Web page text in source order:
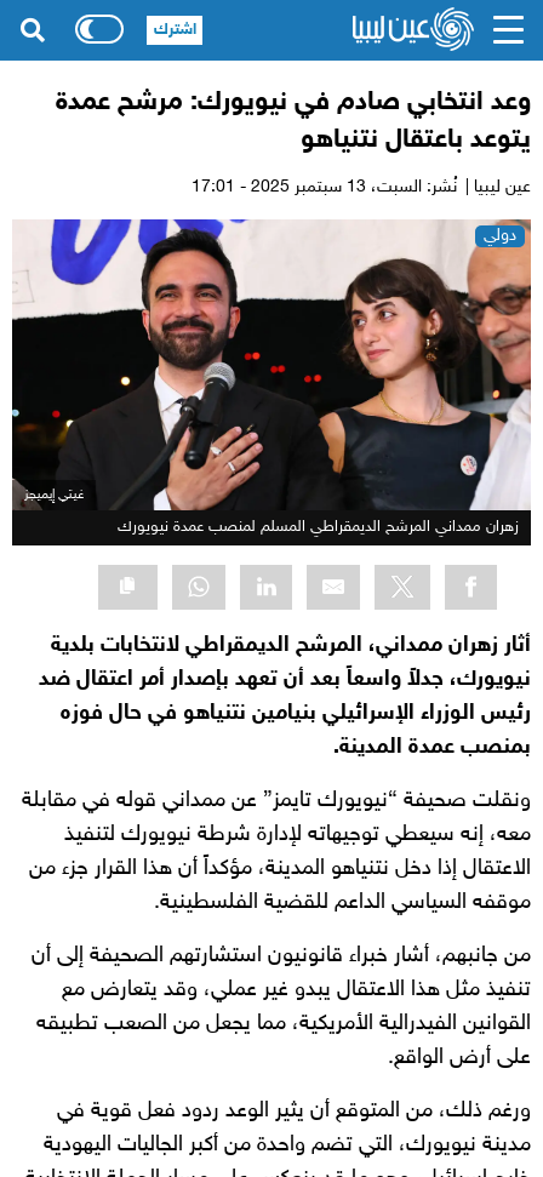
وعد انتخابي صادم في نيويورك: مرشح عمدة
يتوعد باعتقال نتنياهو
عين ليبيا | نُشر: السبت،
دولي
غيتي إيميجز
زهران ممداني المرشح الديمقراطي المسلم لمنصب عمدة نيويورك
أثار زهران ممداني، المرشح الديمقراطي لانتخابات بلدية
نيويورك، جدلاً واسعاً بعد أن تعهد بإصدار أمر اعتقال ضد
رئيس الوزراء الإسرائيلي بنيامين نتنياهو في حال فوزه
بمنصب عمدة المدينة.
ونقلت صحيفة “نيويورك تايمز” عن ممداني قوله في مقابلة
معه، إنه سيعطي توجيهاته لإدارة شرطة نيويورك لتنفيذ
الاعتقال إذا دخل نتنياهو المدينة، مؤكداً أن هذا القرار جزء من
موقفه السياسي الداعم للقضية الفلسطينية.
من جانبهم، أشار خبراء قانونيون استشارتهم الصحيفة إلى أن
تنفيذ مثل هذا الاعتقال يبدو غير عملي، وقد يتعارض مع
القوانين الفيدرالية الأمريكية، مما يجعل من الصعب تطبيقه
على أرض الواقع.
ورغم ذلك، من المتوقع أن يثير الوعد ردود فعل قوية في
مدينة نيويورك، التي تضم واحدة من أكبر الجاليات اليهودية
اشترك